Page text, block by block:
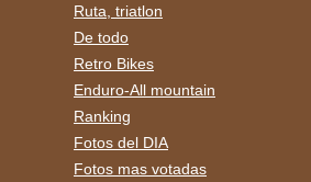
Ruta, triatlon
De todo
Retro Bikes
Enduro-All mountain
Ranking
Fotos del DIA
Fotos mas votadas